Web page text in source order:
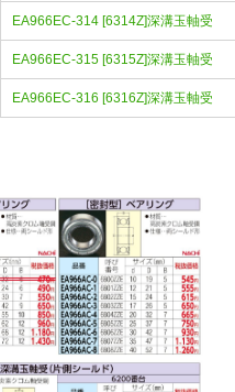
EA966EC-314 [6314Z]深溝玉軸受
EA966EC-315 [6315Z]深溝玉軸受
EA966EC-316 [6316Z]深溝玉軸受